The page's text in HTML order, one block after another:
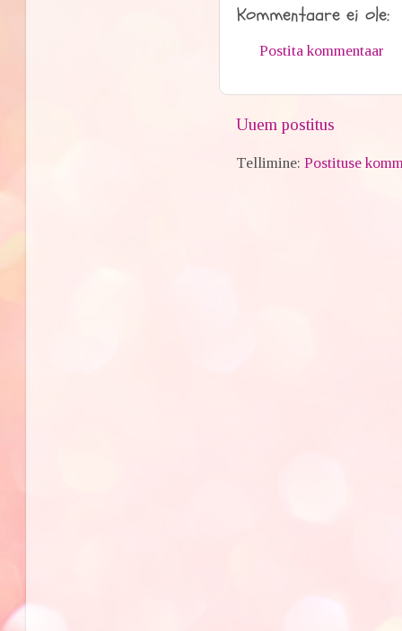
Kommentaare ei ole:
Postita kommentaar
Uuem postitus
Tellimine:Postituse